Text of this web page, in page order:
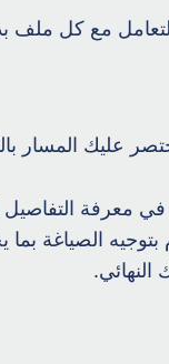
مع كل ملف
معرفة التفاصيل
الصياغة بما
النهائي.